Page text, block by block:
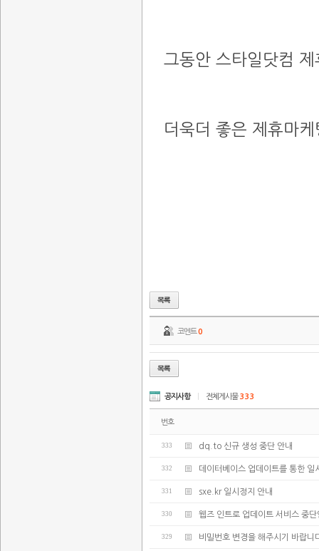
그동안 스타일닷컴
더욱더 좋은 제휴마
코멘트0
공지사항 전체게시물333
번호
333 dq.to 신규 생성 중단 안내
332 데이터베이스 업데이트를 통한 일
331 sxe.kr 일시정지 안내
330 웹즈 인트로 업데이트 서비스 중단
329 비밀번호 변경을 해주시기 바랍니